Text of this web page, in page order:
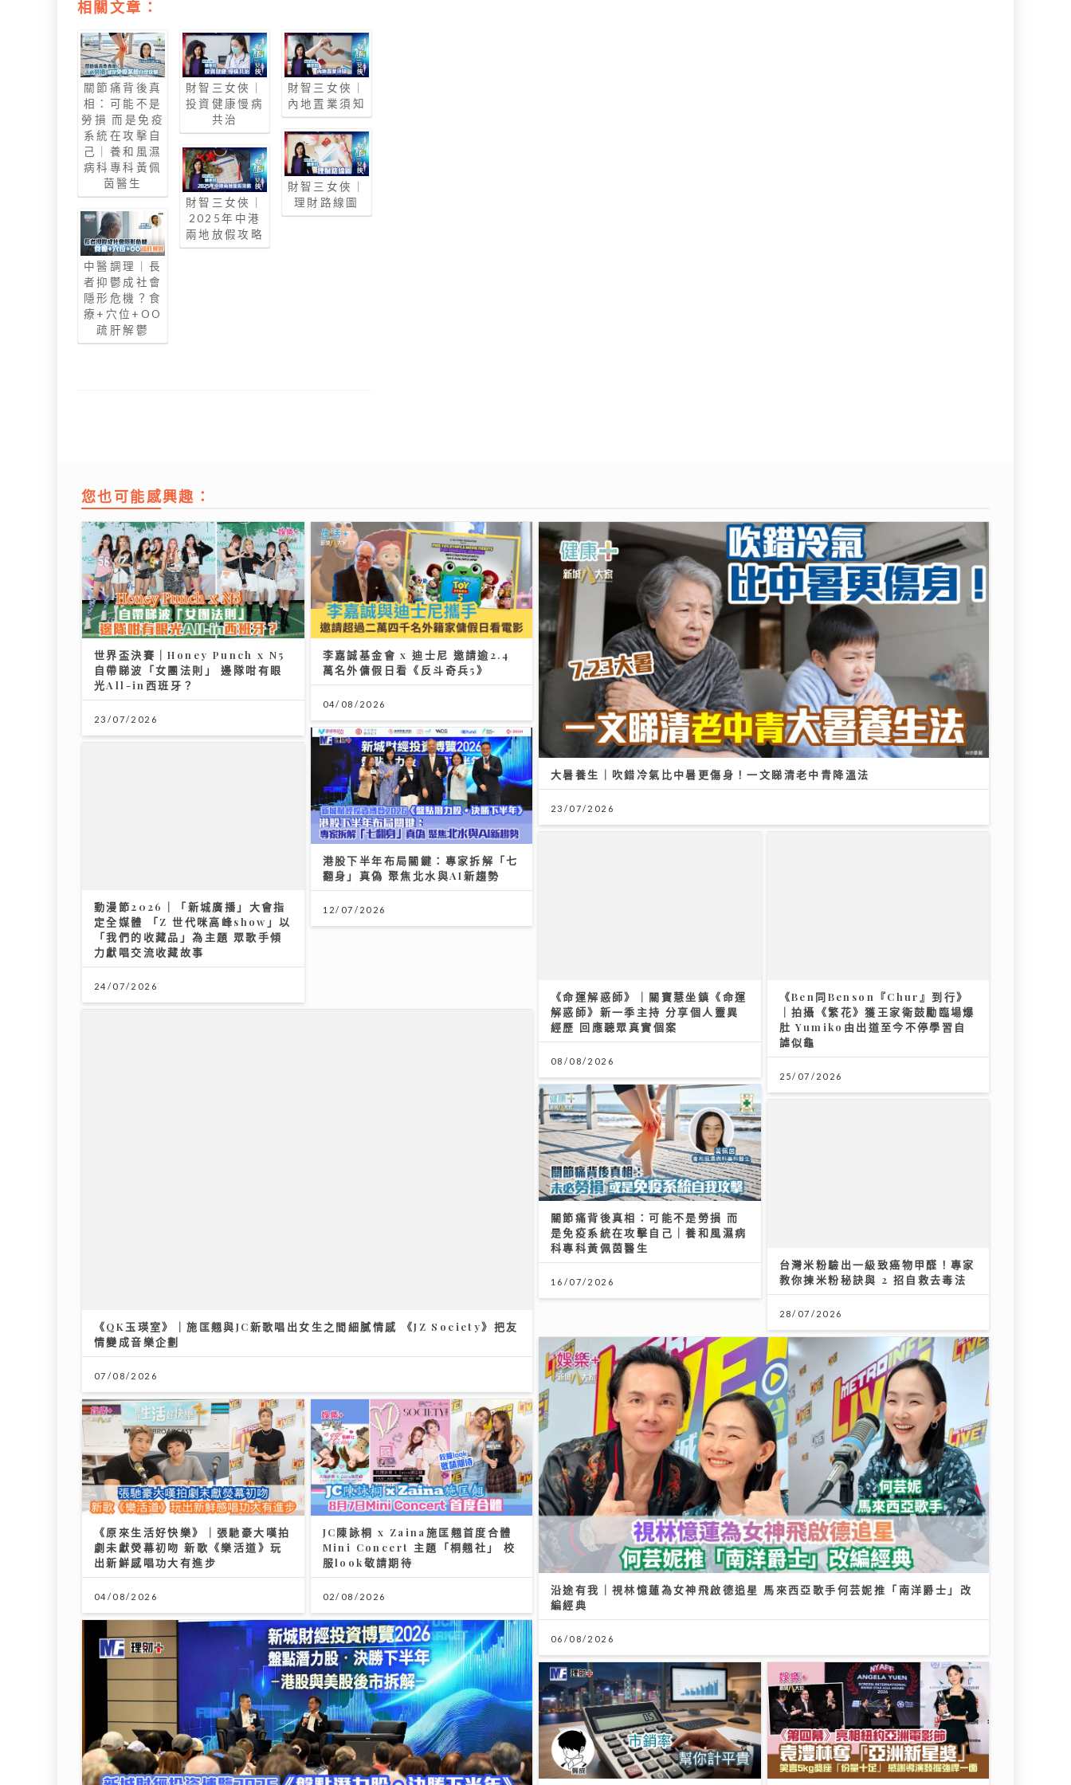
相關文章：
關節痛背後真
相：可能不是
勞損 而是免疫
系統在攻擊自
己｜養和風濕
病科專科黃佩
茵醫生
中醫調理｜長
者抑鬱成社會
隱形危機？食
療+穴位+OO
疏肝解鬱
財智三女俠｜
投資健康慢病
共治
財智三女俠｜
2025年中港
兩地放假攻略
財智三女俠｜
內地置業須知
財智三女俠｜
理財路線圖
您也可能感興趣：
世界盃決賽｜Honey Punch x N5
自帶睇波「女團法則」 邊隊咁有眼
光All-in西班牙？
23/07/2026
李嘉誠基金會 x 迪士尼 邀請逾2.4
萬名外傭假日看《反斗奇兵5》
04/08/2026
大暑養生｜吹錯冷氣比中暑更傷身！一文睇清老中青降溫法
23/07/2026
港股下半年布局關鍵：專家拆解「七
翻身」真偽 聚焦北水與AI新趨勢
12/07/2026
「我們的收藏品」為主題 眾歌手傾
力獻唱交流收藏故事
24/07/2026
經歷 回應聽眾真實個案
08/08/2026
肚 Yumiko由出道至今不停學習自
謔似龜
25/07/2026
關節痛背後真相：可能不是勞損 而
是免疫系統在攻擊自己｜養和風濕病
科專科黃佩茵醫生
16/07/2026 28/07/2026
沿途有我｜視林憶蓮為女神飛啟德追星 馬來西亞歌手何芸妮推「南洋爵士」改
編經典
06/08/2026
《原來生活好快樂》｜張馳豪大嘆拍
劇未獻熒幕初吻 新歌《樂活道》玩
出新鮮感唱功大有進步
04/08/2026
JC陳詠桐 x Zaina施匡翹首度合體
Mini Concert 主題「桐翹社」 校
服look敬請期待
02/08/2026